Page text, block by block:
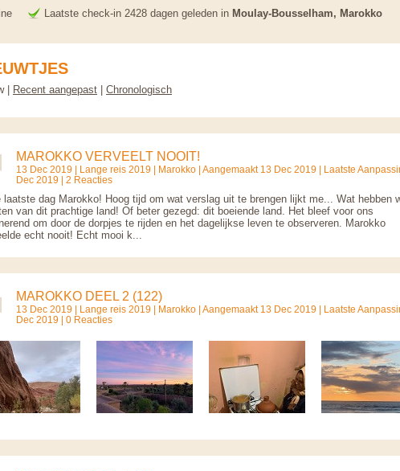
Laatste check-in 2428 dagen geleden in Moulay-Bousselham, Marokko
| Recent aangepast Chronologisch
MAROKKO VERVEELT NOOIT!
13 Dec 2019 | Lange reis 2019 | Marokko | Aangemaakt 13 Dec 2019 | Laatste
Dec 2019 | 2 Reacties
laatste dag Marokko! Hoog tijd om wat verslag uit te brengen lijkt me... Wat hebben
van dit prachtige land! Of beter gezegd: dit boeiende land. Het bleef voor ons
om door de dorpjes te rijden en het dagelijkse leven te observeren. Marokko
echt nooit! Echt mooi k...
MAROKKO DEEL 2 (122)
13 Dec 2019 | Lange reis 2019 | Marokko | Aangemaakt 13 Dec 2019 | Laatste
Dec 2019 | 0 Reacties